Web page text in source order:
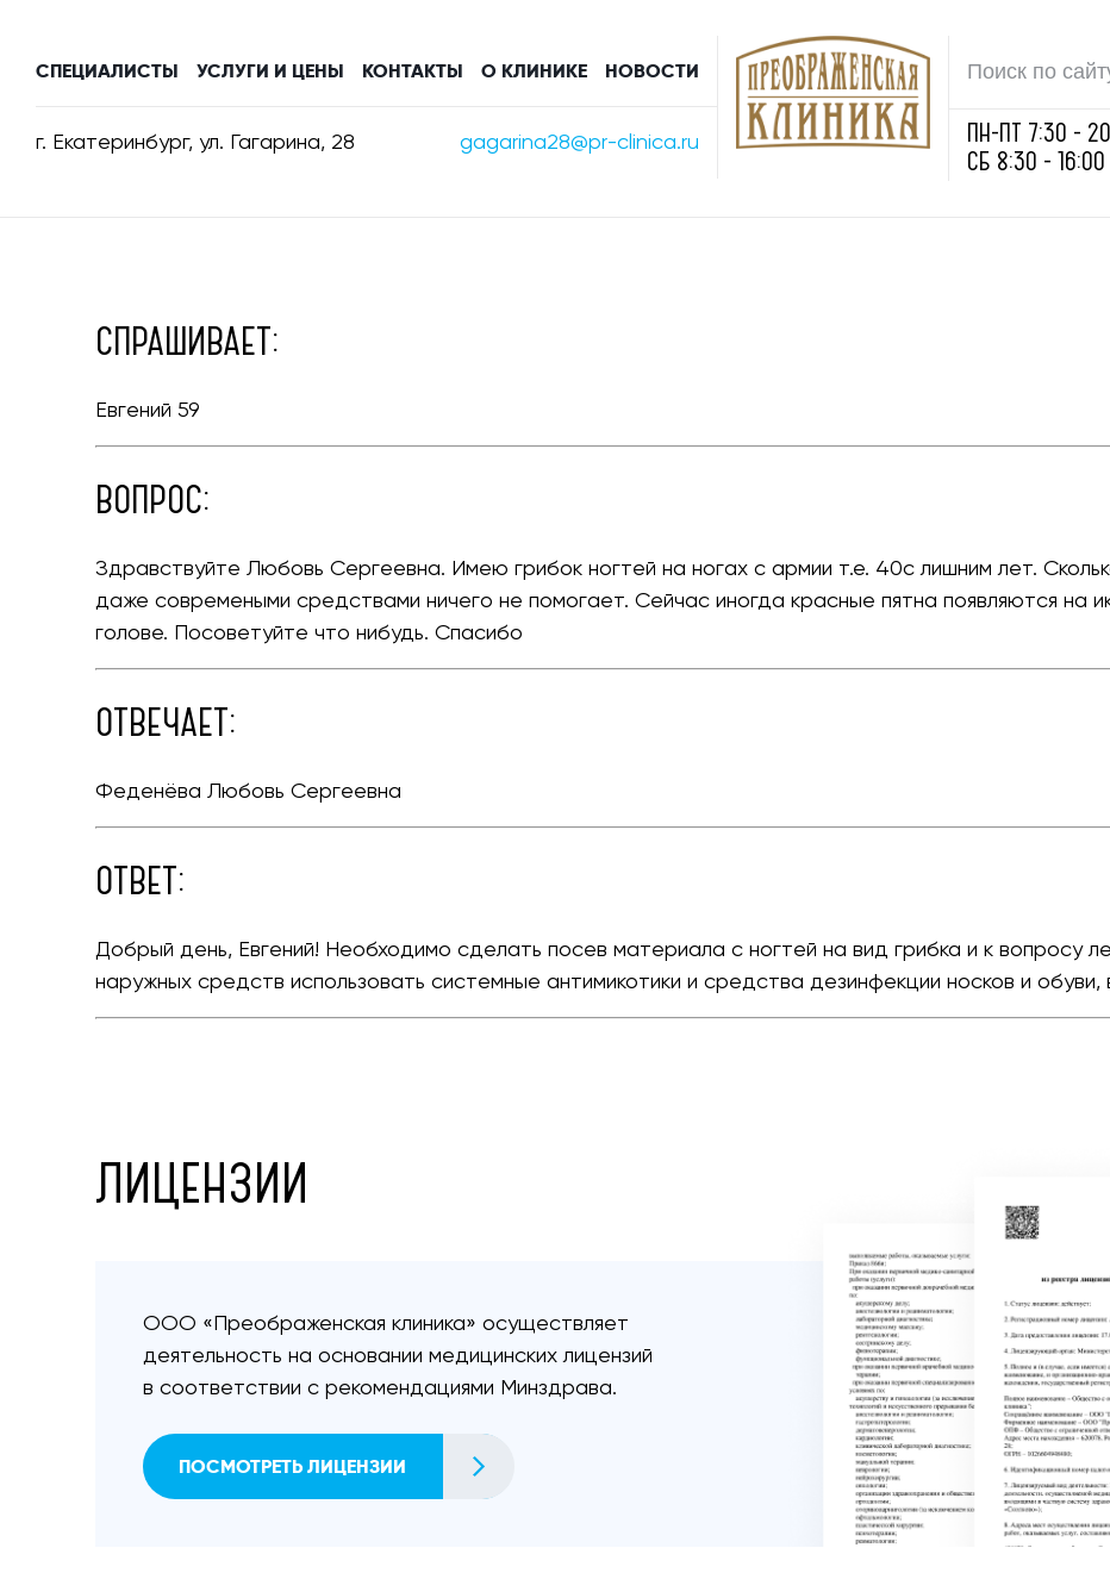
СПЕЦИАЛИСТЫ УСЛУГИ И ЦЕНЫ КОНТАКТЫ О КЛИНИКЕ НОВОСТИ
г. Екатеринбург, ул. Гагарина, 28 gagarina28@pr-clinica.ru
ПН-ПТ 7:30 -
СБ 8:30 - 16:00
СПРАШИВАЕТ:
Евгений 59
ВОПРОС:
Здравствуйте Любовь Сергеевна. Имею грибок ногтей на ногах с армии т.е. 40с лишним лет.
даже современыми средствами ничего не помогает. Сейчас иногда красные пятна появляются на
голове. Посоветуйте что нибудь. Спасибо
ОТВЕЧАЕТ:
Феденёва Любовь Сергеевна
ОТВЕТ:
Добрый день, Евгений! Необходимо сделать посев материала с ногтей на вид грибка и к вопросу
наружных средств использовать системные антимикотики и средства дезинфекции носков и
ЛИЦЕНЗИИ
ООО «Преображенская клиника» осуществляет
деятельность на основании медицинских лицензий
в соответствии с рекомендациями Минздрава.
ПОСМОТРЕТЬ ЛИЦЕНЗИИ